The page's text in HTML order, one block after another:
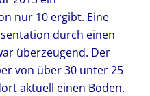
nur 10 ergibt. Eine
durch einen
überzeugend. Der
von über 30 unter 25
aktuell einen Boden.